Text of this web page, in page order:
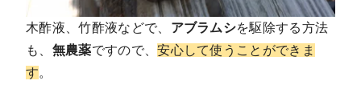
木酢液、竹酢液などで、 アブラムシを駆除する方法
も、 無農薬ですので、安心して使うことができま
す。